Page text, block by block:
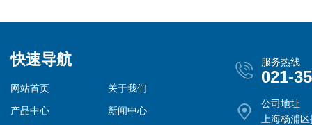
快速导航
网站首页
关于我们
产品中心
新闻中心
服务热线
021-
公司地址
上海杨浦